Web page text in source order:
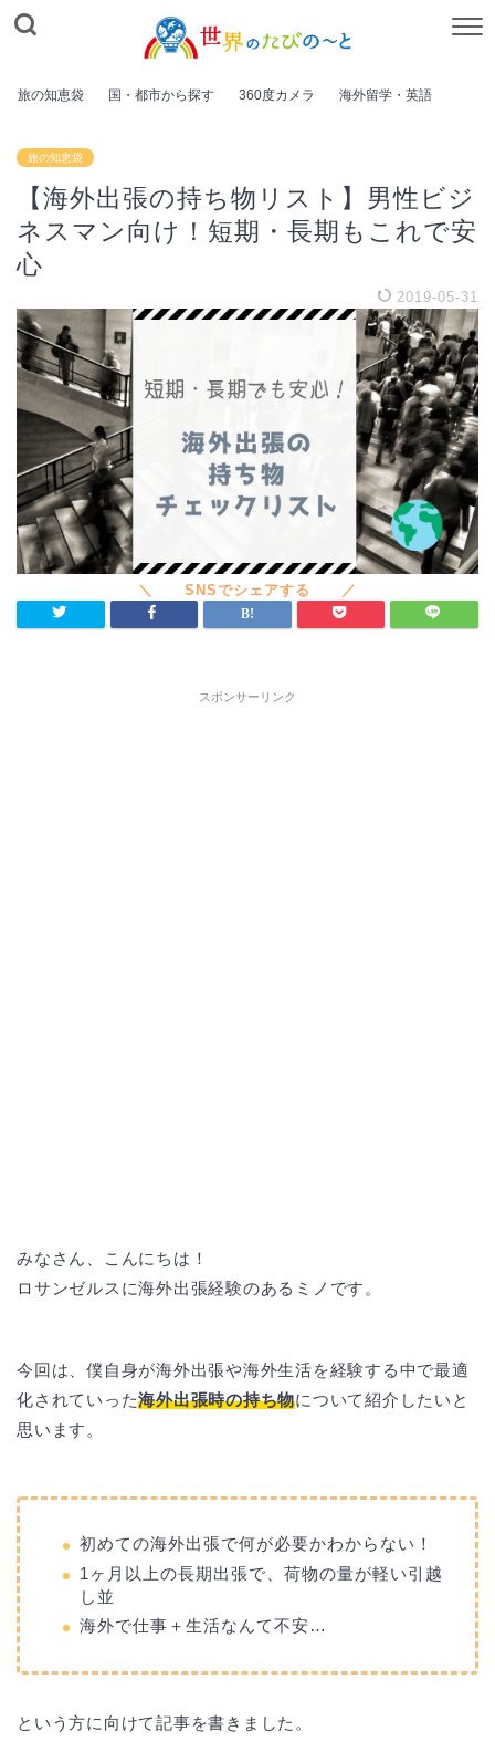
旅の知恵袋 国・都市から探す 360度カメラ 海外留学・英語
旅の知恵袋
【海外出張の持ち物リスト】男性ビジ
ネスマン向け！短期・長期もこれで安
心
2019-05-31
スポンサーリンク
みなさん、こんにちは！
ロサンゼルスに海外出張経験のあるミノです。
今回は、僕自身が海外出張や海外生活を経験する中で最適
化されていった海外出張時の持ち物について紹介したいと
思います。
初めての海外出張で何が必要かわからない！
1ヶ月以上の長期出張で、荷物の量が軽い引越
し並
海外で仕事＋生活なんて不安…
という方に向けて記事を書きました。